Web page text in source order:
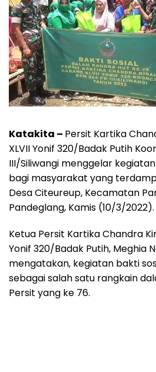
Katakita – Persit Kartika
XLVII Yonif 320/Badak Putih
III/Siliwangi menggelar
bagi masyarakat yang
Desa Citeureup, Kecamatan
Pandeglang, Kamis (10/3/2022).
Ketua Persit Kartika Chandra
Yonif 320/Badak Putih, Meghia
mengatakan, kegiatan bakti
sebagai salah satu rangkain
Persit yang ke 76.